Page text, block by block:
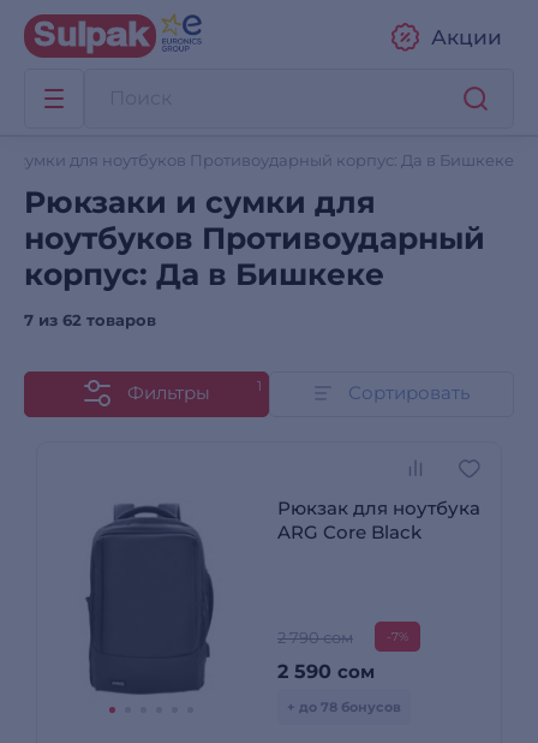
Акции
сумки для ноутбуков Противоударный корпус: Да в Бишкеке
Рюкзаки и сумки для
ноутбуков Противоударный
корпус: Да в Бишкеке
7 из 62 товаров
Фильтры 1 Сортировать
Рюкзак для ноутбука
ARG Core Black
2 790 сом -7%
2 590 сом
+ до 78 бонусов